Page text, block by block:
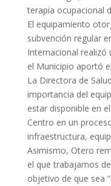
terapia ocupacional
El equipamiento
subvención regular
Internacional realizó
el Municipio aportó
La Directora de
importancia del
estar disponible en
Centro en un
infraestructura,
Asimismo, Otero
el que trabajamos
objetivo de que sea